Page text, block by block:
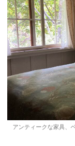
アンティークな家具、